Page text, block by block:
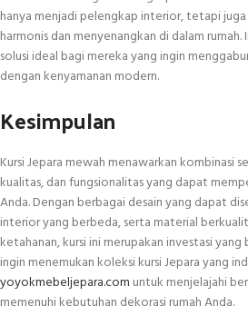
hanya menjadi pelengkap interior, tetapi
harmonis dan menyenangkan di dalam
solusi ideal bagi mereka yang ingin
dengan kenyamanan modern.
Kesimpulan
Kursi Jepara mewah menawarkan kombinasi
kualitas, dan fungsionalitas yang dapat
Anda. Dengan berbagai desain yang dapat
interior yang berbeda, serta material
ketahanan, kursi ini merupakan investasi yang
ingin menemukan koleksi kursi Jepara yang
yoyokmebeljepara.com untuk menjelajahi
memenuhi kebutuhan dekorasi rumah Anda.